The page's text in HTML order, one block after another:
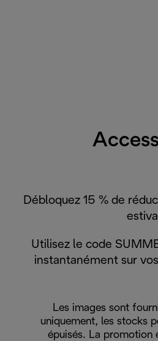
Débloquez 15 % de
Utilisez le code
instantanément sur
Les images sont
uniquement, les stocks
épuisés. La promotion